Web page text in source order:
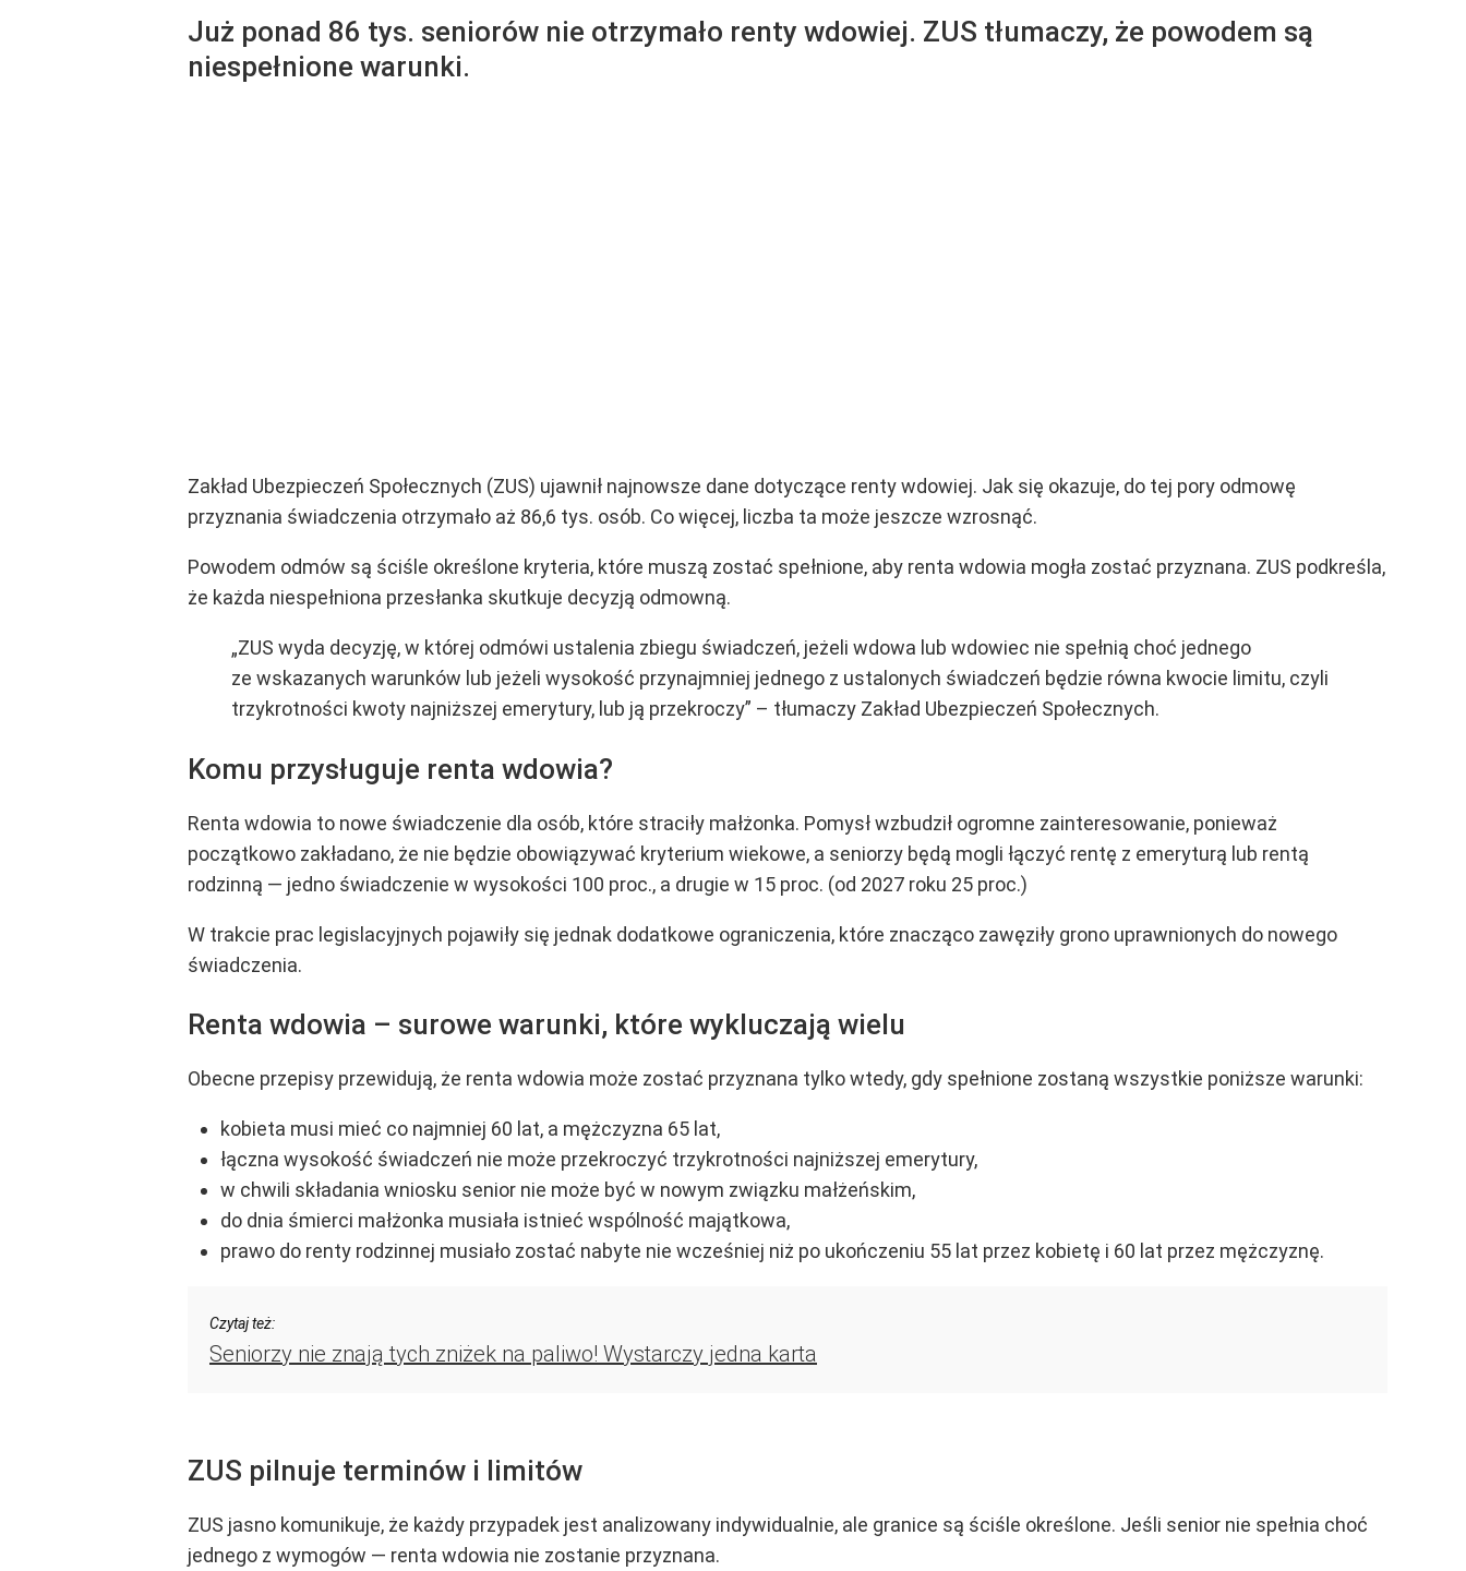
Już ponad 86 tys. seniorów nie otrzymało renty wdowiej. ZUS tłumaczy, że powodem są
niespełnione warunki.
Zakład Ubezpieczeń Społecznych (ZUS) ujawnił najnowsze dane dotyczące renty wdowiej. Jak się okazuje, do tej pory odmowę
przyznania świadczenia otrzymało aż 86,6 tys. osób. Co więcej, liczba ta może jeszcze wzrosnąć.
Powodem odmów są ściśle określone kryteria, które muszą zostać spełnione, aby renta wdowia mogła zostać przyznana. ZUS podkreśla,
że każda niespełniona przesłanka skutkuje decyzją odmowną.
„ZUS wyda decyzję, w której odmówi ustalenia zbiegu świadczeń, jeżeli wdowa lub wdowiec nie spełnią choć jednego
ze wskazanych warunków lub jeżeli wysokość przynajmniej jednego z ustalonych świadczeń będzie równa kwocie limitu, czyli
trzykrotności kwoty najniższej emerytury, lub ją przekroczy” – tłumaczy Zakład Ubezpieczeń Społecznych.
Komu przysługuje renta wdowia?
Renta wdowia to nowe świadczenie dla osób, które straciły małżonka. Pomysł wzbudził ogromne zainteresowanie, ponieważ
początkowo zakładano, że nie będzie obowiązywać kryterium wiekowe, a seniorzy będą mogli łączyć rentę z emeryturą lub rentą
rodzinną — jedno świadczenie w wysokości 100 proc., a drugie w 15 proc. (od 2027 roku 25 proc.)
W trakcie prac legislacyjnych pojawiły się jednak dodatkowe ograniczenia, które znacząco zawęziły grono uprawnionych do nowego
świadczenia.
Renta wdowia – surowe warunki, które wykluczają wielu
Obecne przepisy przewidują, że renta wdowia może zostać przyznana tylko wtedy, gdy spełnione zostaną wszystkie poniższe warunki:
kobieta musi mieć co najmniej 60 lat, a mężczyzna 65 lat,
łączna wysokość świadczeń nie może przekroczyć trzykrotności najniższej emerytury,
w chwili składania wniosku senior nie może być w nowym związku małżeńskim,
do dnia śmierci małżonka musiała istnieć wspólność majątkowa,
prawo do renty rodzinnej musiało zostać nabyte nie wcześniej niż po ukończeniu 55 lat przez kobietę i 60 lat przez mężczyznę.
Czytaj też:
Seniorzy nie znają tych zniżek na paliwo! Wystarczy jedna karta
ZUS pilnuje terminów i limitów
ZUS jasno komunikuje, że każdy przypadek jest analizowany indywidualnie, ale granice są ściśle określone. Jeśli senior nie spełnia choć
jednego z wymogów — renta wdowia nie zostanie przyznana.